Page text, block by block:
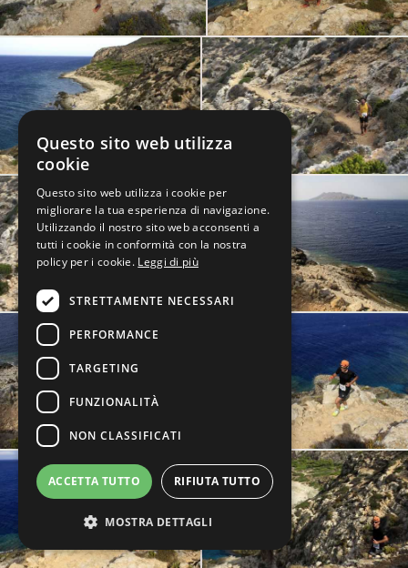
Questo sito web utilizza
cookie
Questo sito web utilizza i cookie per
migliorare la tua esperienza di navigazione.
Utilizzando il nostro sito web acconsenti a
tutti i cookie in conformità con la nostra
policy per i cookie. Leggi di più
STRETTAMENTE NECESSARI
PERFORMANCE
TARGETING
FUNZIONALITÀ
NON CLASSIFICATI
ACCETTA TUTTO RIFIUTA TUTTO
MOSTRA DETTAGLI